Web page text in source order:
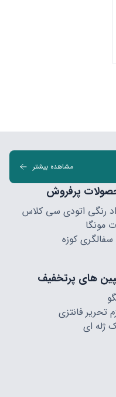
مشاهده بیشتر
پرفروش
رنگی اتودی سی کلاس
مونگا
کوزه
های پرتخفیف
تحریر فانتزی
ژله ای